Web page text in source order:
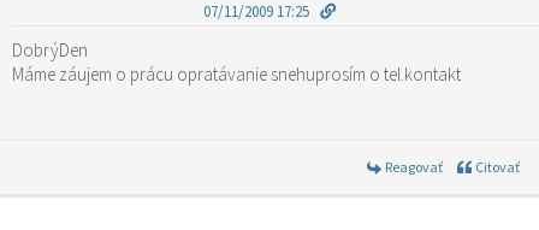
07/11/2009 17:25
DobrýDen
Máme záujem o prácu opratávanie snehuprosím o tel.kontakt
Reagovať Citovať